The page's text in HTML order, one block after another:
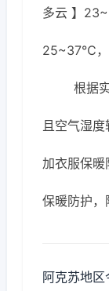
多云 】
25~37℃，
根据
且空气湿
加衣服保暖
保暖防护，
阿克苏地